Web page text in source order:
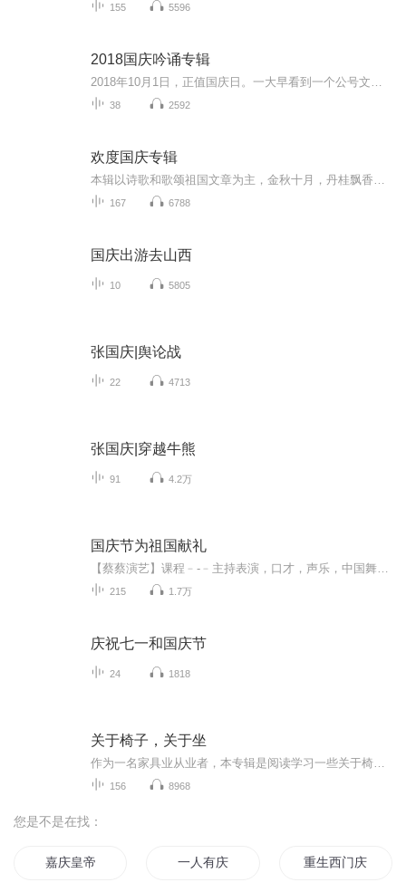
155 5596
2018国庆吟诵专辑
38 2592
欢度国庆专辑
167 6788
国庆出游去山西
10 5805
张国庆|舆论战
22 4713
张国庆|穿越牛熊
91 4.2万
国庆节为祖国献礼
215 1.7万
庆祝七一和国庆节
24 1818
关于椅子，关于坐
156 8968
您是不是在找：
嘉庆皇帝 一人有庆 重生西门庆